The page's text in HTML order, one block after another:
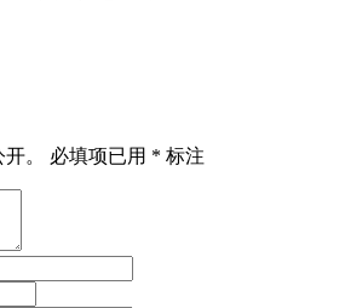
。 必填项已用 * 标注